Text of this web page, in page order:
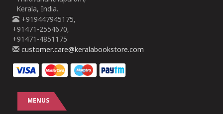
Kerala, India.
+919447945175,
+91471-2554670,
+91471-4851175
customer.care@keralabookstore.com
MENUS